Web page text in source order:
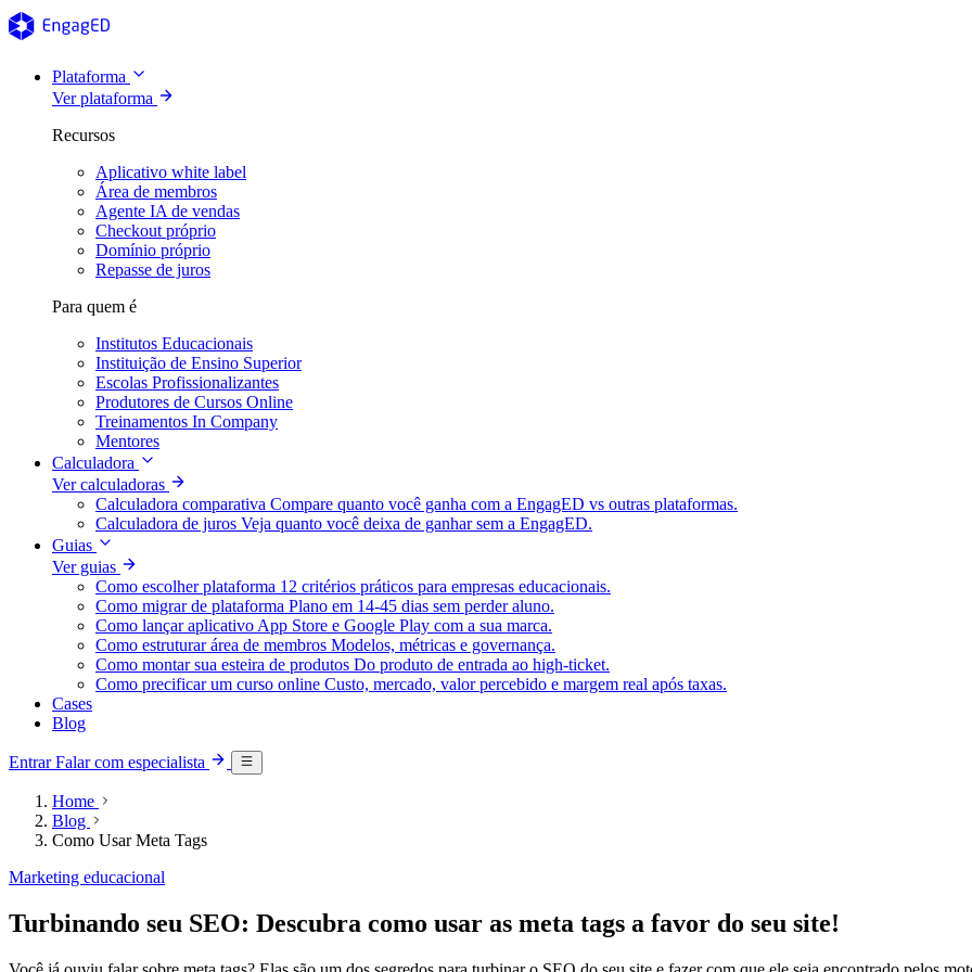
Plataforma
Ver plataforma
Recursos
Aplicativo white label
Área de membros
Agente IA de vendas
Checkout próprio
Domínio próprio
Repasse de juros
Para quem é
Institutos Educacionais
Instituição de Ensino Superior
Escolas Profissionalizantes
Produtores de Cursos Online
Treinamentos In Company
Mentores
Calculadora
Ver calculadoras
Calculadora comparativa Compare quanto você ganha com a EngagED vs outras plataformas.
Calculadora de juros Veja quanto você deixa de ganhar sem a EngagED.
Guias
Ver guias
Como escolher plataforma 12 critérios práticos para empresas educacionais.
Como migrar de plataforma Plano em 14-45 dias sem perder aluno.
Como lançar aplicativo App Store e Google Play com a sua marca.
Como estruturar área de membros Modelos, métricas e governança.
Como montar sua esteira de produtos Do produto de entrada ao high-ticket.
Como precificar um curso online Custo, mercado, valor percebido e margem real após taxas.
Cases
Blog
EntrarFalar com especialista
Home
Blog
Como Usar Meta Tags
Marketing educacional
Turbinando seu SEO: Descubra como usar as meta tags a favor do seu site!